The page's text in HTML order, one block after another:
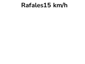
Rafales15 km/h